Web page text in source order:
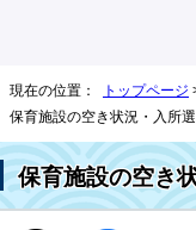
現在の位置： トップページ
保育施設の空き状況・入所
保育施設の空き